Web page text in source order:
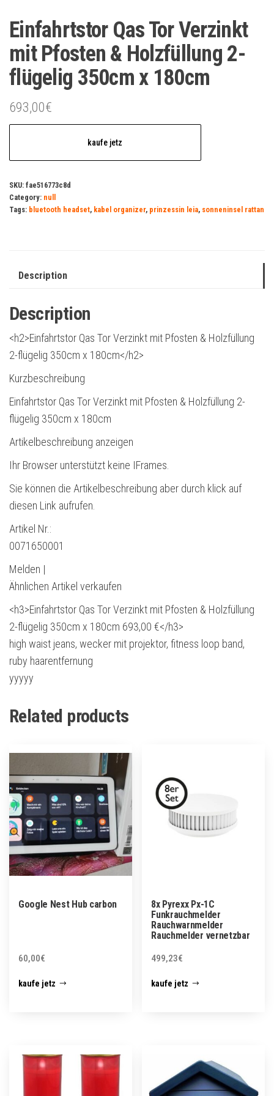
Einfahrtstor Qas Tor Verzinkt
mit Pfosten & Holzfüllung 2-
flügelig 350cm x 180cm
693,00€
kaufe jetz
SKU: fae516773c8d
Category: null
Tags: bluetooth headset, kabel organizer, prinzessin leia, sonneninsel rattan
Description
Description
<h2>Einfahrtstor Qas Tor Verzinkt mit Pfosten & Holzfüllung
2-flügelig 350cm x 180cm</h2>
Kurzbeschreibung
Einfahrtstor Qas Tor Verzinkt mit Pfosten & Holzfüllung 2-
flügelig 350cm x 180cm
Artikelbeschreibung anzeigen
Ihr Browser unterstützt keine IFrames.
Sie können die Artikelbeschreibung aber durch klick auf
diesen Link aufrufen.
Artikel Nr.:
0071650001
Melden |
Ähnlichen Artikel verkaufen
<h3>Einfahrtstor Qas Tor Verzinkt mit Pfosten & Holzfüllung
2-flügelig 350cm x 180cm 693,00 €</h3>
high waist jeans, wecker mit projektor, fitness loop band,
ruby haarentfernung
yyyyy
Related products
Google Nest Hub carbon
60,00€
kaufe jetz
8x Pyrexx Px-1C
Funkrauchmelder
Rauchwarnmelder
Rauchmelder vernetzbar
499,23€
kaufe jetz